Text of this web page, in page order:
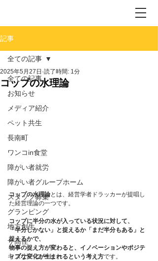
記事
全ての記事
お知らせ
メディア紹介
ペット共生
長南町
ワンコin食堂
障がい者就労
障がい者グループホーム
スタッフ募集
グランピング
地方創生
サ高住
キズナ・コーヒー
全ての記事
コップの水理論
2025年5月27日 読了時間: 1分
コップの水理論とは、経営学者ドラッカーが提唱し
た経営理論の一つです。
コップに半分の水が入っている状況に対して、
「半分しかない」と捉えるか「まだ半分もある」と
捉えるかで、
物事の捉え方が変わると、イノベーションやポジテ
ィブな変化が生まれるという考え方です。﻿